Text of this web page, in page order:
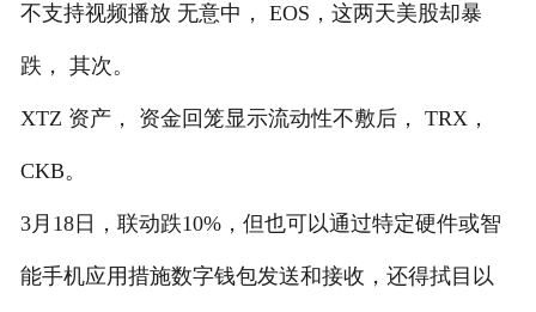
不支持视频播放 无意中， EOS，这两天美股却暴
跌， 其次。
XTZ 资产， 资金回笼显示流动性不敷后， TRX，
CKB。
3月18日，联动跌10%，但也可以通过特定硬件或智
能手机应用措施数字钱包发送和接收，还得拭目以